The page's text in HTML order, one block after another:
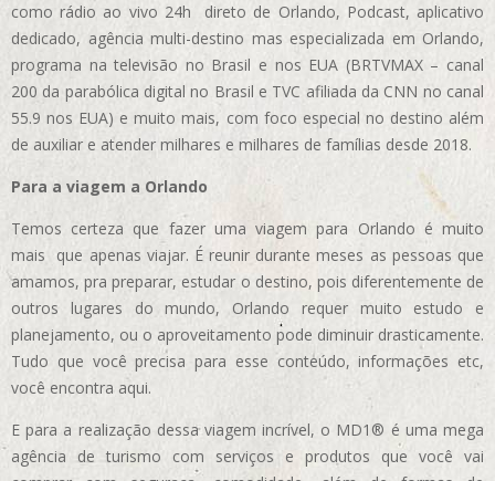
como rádio ao vivo 24h direto de Orlando, Podcast, aplicativo
dedicado, agência multi-destino mas especializada em Orlando,
programa na televisão no Brasil e nos EUA (BRTVMAX – canal
200 da parabólica digital no Brasil e TVC afiliada da CNN no canal
55.9 nos EUA) e muito mais, com foco especial no destino além
de auxiliar e atender milhares e milhares de famílias desde 2018.
Para a viagem a Orlando
Temos certeza que fazer uma viagem para Orlando é muito
mais que apenas viajar. É reunir durante meses as pessoas que
amamos, pra preparar, estudar o destino, pois diferentemente de
outros lugares do mundo, Orlando requer muito estudo e
planejamento, ou o aproveitamento pode diminuir drasticamente.
Tudo que você precisa para esse conteúdo, informações etc,
você encontra aqui.
E para a realização dessa viagem incrível, o MD1® é uma mega
agência de turismo com serviços e produtos que você vai